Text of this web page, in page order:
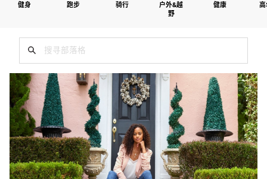
健身 跑步 骑行
户外&越
野
健康 高